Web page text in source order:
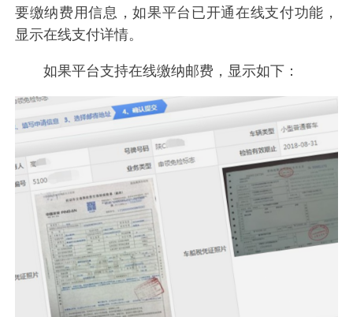
要缴纳费用信息，如果平台已开通在线支付功能，
显示在线支付详情。
如果平台支持在线缴纳邮费，显示如下：